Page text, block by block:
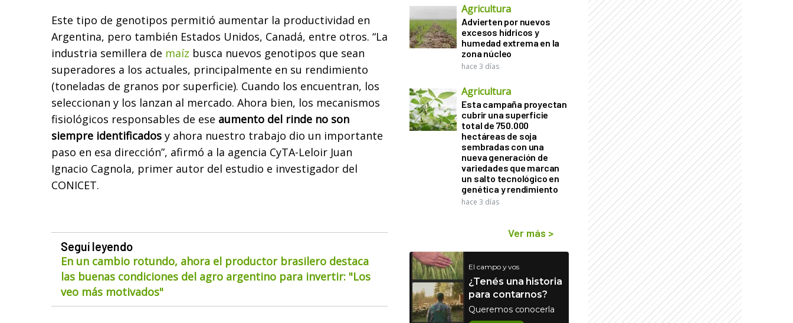
Este tipo de genotipos permitió aumentar la productividad en
Argentina, pero también Estados Unidos, Canadá, entre otros. “La
industria semillera de maíz busca nuevos genotipos que sean
superadores a los actuales, principalmente en su rendimiento
(toneladas de granos por superficie). Cuando los encuentran, los
seleccionan y los lanzan al mercado. Ahora bien, los mecanismos
fisiológicos responsables de ese aumento del rinde no son
siempre identificados y ahora nuestro trabajo dio un importante
paso en esa dirección”, afirmó a la agencia CyTA-Leloir Juan
Ignacio Cagnola, primer autor del estudio e investigador del
CONICET.
Seguí leyendo
En un cambio rotundo, ahora el productor brasilero destaca
las buenas condiciones del agro argentino para invertir: "Los
veo más motivados"
Agricultura
Advierten por nuevos
excesos hídricos y
humedad extrema en la
zona núcleo
hace 3 días
Agricultura
Esta campaña proyectan
cubrir una superficie
total de 750.000
hectáreas de soja
sembradas con una
nueva generación de
variedades que marcan
un salto tecnológico en
genética y rendimiento
hace 3 días
Ver más >
El campo y vos
¿Tenés una historia
para contarnos?
Queremos conocerla